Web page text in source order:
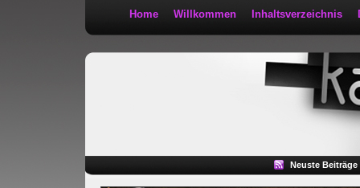
Home Willkommen Inhaltsverzeichnis
Neuste Beiträge